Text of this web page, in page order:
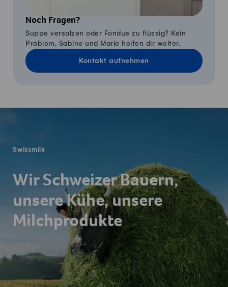
Noch Fragen?
Suppe versalzen oder Fondue zu flüssig? Kein
Problem, Sabine und Marie helfen dir weiter.
Kontakt aufnehmen
Swissmilk
Wir Schweizer Bauern,
unsere Kühe, unsere
Milchprodukte